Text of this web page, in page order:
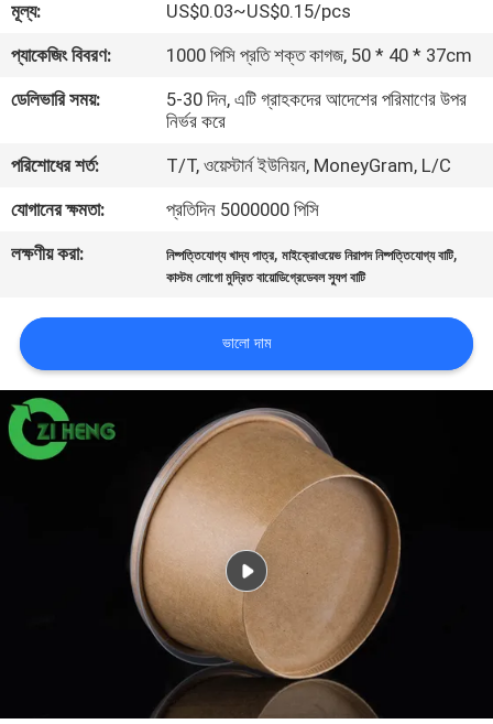
নিয়ন্ত্রণ
যোগাযোগ
খবর
জন্য
আবেদন
সাইট
ম্যাপ
মূল্য:
US$0.03~US$0.15/pcs
প্যাকেজিং বিবরণ:
1000 পিসি প্রতি শক্ত কাগজ, 50 * 40 * 37cm
ডেলিভারি সময়:
5-30 দিন, এটি গ্রাহকদের আদেশের পরিমাণের উপর
নির্ভর করে
পরিশোধের শর্ত:
T/T, ওয়েস্টার্ন ইউনিয়ন, MoneyGram, L/C
যোগানের ক্ষমতা:
প্রতিদিন 5000000 পিসি
লক্ষণীয় করা:
নিষ্পত্তিযোগ্য খাদ্য পাত্র,মাইক্রোওয়েভ নিরাপদ নিষ্পত্তিযোগ্য বাটি,
কাস্টম লোগো মুদ্রিত বায়োডিগ্রেডেবল স্যুপ বাটি
ভালো দাম